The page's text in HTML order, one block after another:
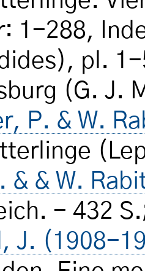
1-288,
pl.
(G. J.
P. & W.
& & W.
- 432
J. (1908-